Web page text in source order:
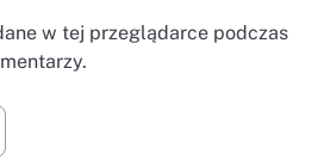
w tej przeglądarce podczas